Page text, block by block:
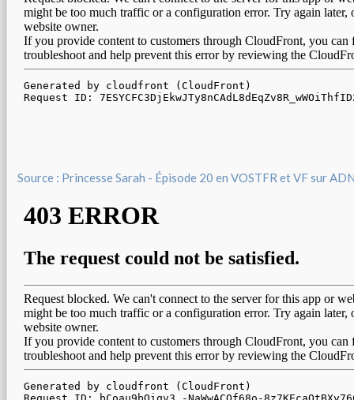
Source : Princesse Sarah - Épisode 20 en VOSTFR et VF sur